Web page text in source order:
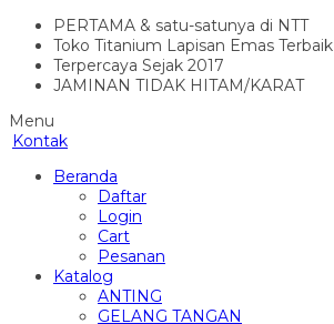
PERTAMA & satu-satunya di NTT
Toko Titanium Lapisan Emas Terbaik
Terpercaya Sejak 2017
JAMINAN TIDAK HITAM/KARAT
Menu
Kontak
Beranda
Daftar
Login
Cart
Pesanan
Katalog
ANTING
GELANG TANGAN